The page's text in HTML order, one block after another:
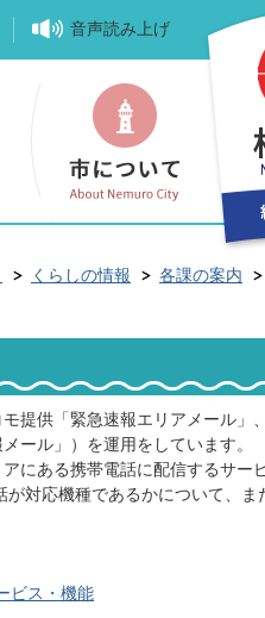
音声読み上げ
くらしの情報 各課の案内
提供「緊急速報エリアメール」
メール」）を運用をしています
にある携帯電話に配信するサー
対応機種であるかについて、ま
ビス・機能